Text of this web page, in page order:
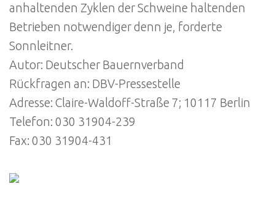
anhaltenden Zyklen der Schweine haltenden
Betrieben notwendiger denn je, forderte
Sonnleitner.
Autor: Deutscher Bauernverband
Rückfragen an: DBV-Pressestelle
Adresse: Claire-Waldoff-Straße 7; 10117 Berlin
Telefon: 030 31904-239
Fax: 030 31904-431